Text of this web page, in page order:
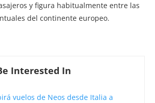
y figura habitualmente entre las
del continente europeo.
Interested In
vuelos de Neos desde Italia a